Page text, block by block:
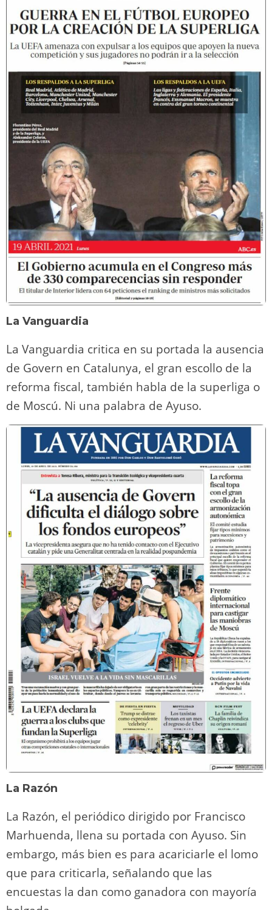
La Vanguardia
La Vanguardia critica en su portada la ausencia
de Govern en Catalunya, el gran escollo de la
reforma fiscal, también habla de la superliga o
de Moscú. Ni una palabra de Ayuso.
La Razón
La Razón, el periódico dirigido por Francisco
Marhuenda, llena su portada con Ayuso. Sin
embargo, más bien es para acariciarle el lomo
que para criticarla, señalando que las
encuestas la dan como ganadora con mayoría